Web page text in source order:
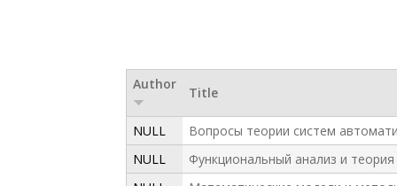
Author
Title
NULL
Вопросы теории систем
NULL
Функциональный анализ и